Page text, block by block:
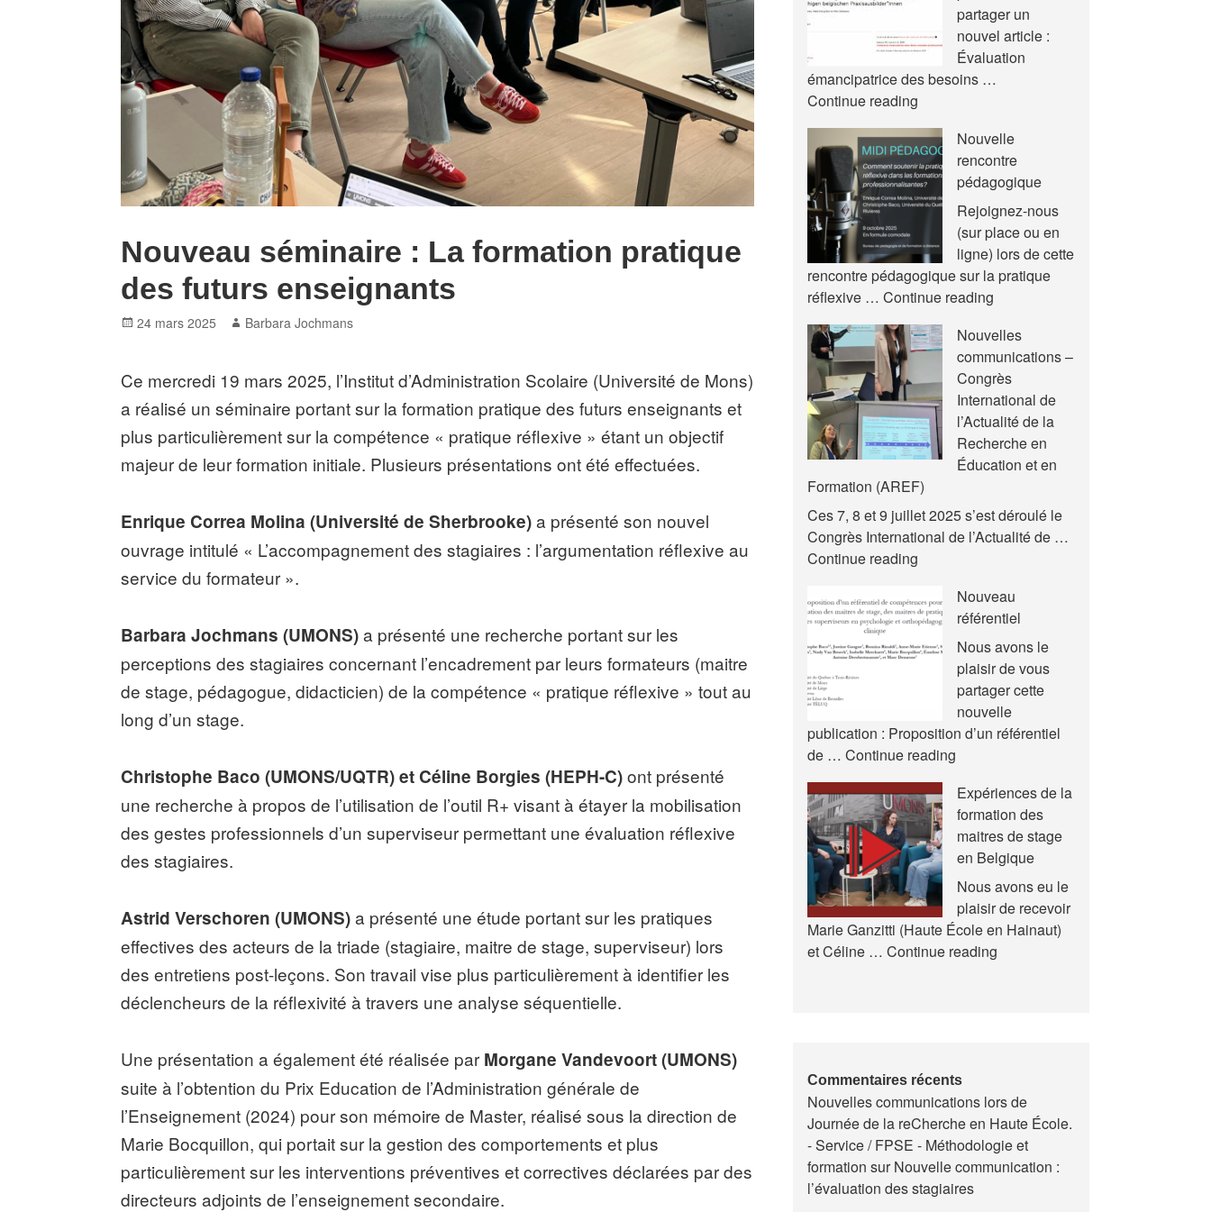
Nouveau séminaire : La formation pratique
des futurs enseignants
Posted
24 mars 2025 Author
Barbara Jochmans
Ce mercredi 19 mars 2025, l’Institut d’Administration Scolaire (Université de Mons)
a réalisé un séminaire portant sur la formation pratique des futurs enseignants et
plus particulièrement sur la compétence « pratique réflexive » étant un objectif
majeur de leur formation initiale. Plusieurs présentations ont été effectuées.
Enrique Correa Molina (Université de Sherbrooke)a présenté son nouvel
ouvrage intitulé « L’accompagnement des stagiaires : l’argumentation réflexive au
service du formateur ».
Barbara Jochmans (UMONS)a présenté une recherche portant sur les
perceptions des stagiaires concernant l’encadrement par leurs formateurs (maitre
de stage, pédagogue, didacticien) de la compétence « pratique réflexive » tout au
long d’un stage.
Christophe Baco (UMONS/UQTR) et Céline Borgies (HEPH-C)ont présenté
une recherche à propos de l’utilisation de l’outil R+ visant à étayer la mobilisation
des gestes professionnels d’un superviseur permettant une évaluation réflexive
des stagiaires.
Astrid Verschoren (UMONS)a présenté une étude portant sur les pratiques
effectives des acteurs de la triade (stagiaire, maitre de stage, superviseur) lors
des entretiens post-leçons. Son travail vise plus particulièrement à identifier les
déclencheurs de la réflexivité à travers une analyse séquentielle.
Une présentation a également été réalisée par Morgane Vandevoort (UMONS)
suite à l’obtention du Prix Education de l’Administration générale de
l’Enseignement (2024) pour son mémoire de Master, réalisé sous la direction de
Marie Bocquillon, qui portait sur la gestion des comportements et plus
particulièrement sur les interventions préventives et correctives déclarées par des
directeurs adjoints de l’enseignement secondaire.
partager un
nouvel article :
Évaluation
émancipatrice des besoins …
Continue reading
Nouvelle
rencontre
pédagogique
Rejoignez-nous
(sur place ou en
ligne) lors de cette
rencontre pédagogique sur la pratique
réflexive …Continue reading
pédagogique
Nouvelles
communications –
Congrès
International de
l’Actualité de la
Recherche en
Éducation et en
Formation (AREF)
Ces 7, 8 et 9 juillet 2025 s’est déroulé le
Congrès International de l’Actualité de …
Continue reading
–
Congrès
International
l’Actualité
la
Recherche
Éducation
et
en
Formation
(AREF)
Nouveau
référentiel
Nous avons le
plaisir de vous
partager cette
nouvelle
publication : Proposition d’un référentiel
de …Continue reading
Expériences de la
formation des
maitres de stage
en Belgique
Nous avons eu le
plaisir de recevoir
Marie Ganzitti (Haute École en Hainaut)
et Céline …Continue reading
stage
en
Belgique
Commentaires récents
Nouvelles communications lors de
Journée de la reCherche en Haute École.
- Service / FPSE - Méthodologie et
formation surNouvelle communication :
l’évaluation des stagiaires